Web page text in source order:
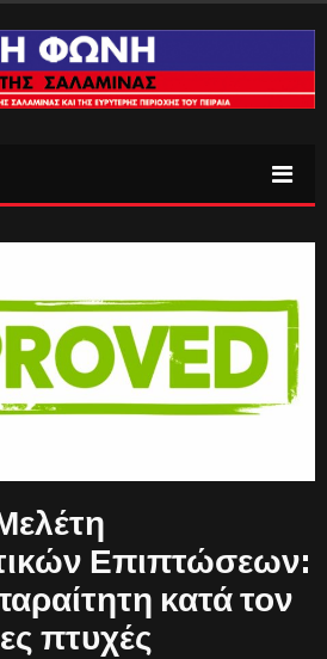
Επιπτώσεων:
κατά τον
πτυχές